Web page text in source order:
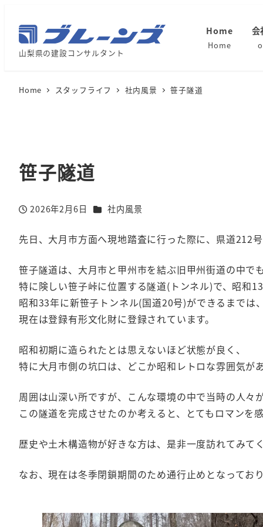
山梨県の建設コンサルタント
Home
Home
会
Home スタッフライフ 社内風景 笹子隧道
笹子隧道
投稿日
2026年2月6日 カテゴリー
社内風景
先日、大月市方面へ現地踏査に行った際に、県道212
笹子隧道は、大月市と甲州市を結ぶ旧甲州街道の中で
特に険しい笹子峠に位置する隧道(トンネル)で、昭和
昭和33年に新笹子トンネル(国道20号)ができるまでは
現在は登録有形文化財に登録されています。
昭和初期に造られたとは思えないほど状態が良く、
特に大月市側の坑口は、どこか昭和レトロな雰囲気が
周囲は山深い所ですが、こんな環境の中で当時の人々
この隧道を完成させたのか考えると、とてもロマンを
歴史や土木構造物が好きな方は、是非一度訪れてみて
なお、現在は冬季閉鎖期間のため通行止めとなってお